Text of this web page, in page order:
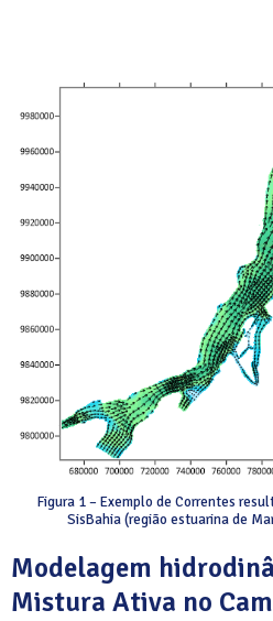
Figura 1 – Exemplo de Correntes
SisBahia (região estuarina de
Modelagem
Mistura Ativa no